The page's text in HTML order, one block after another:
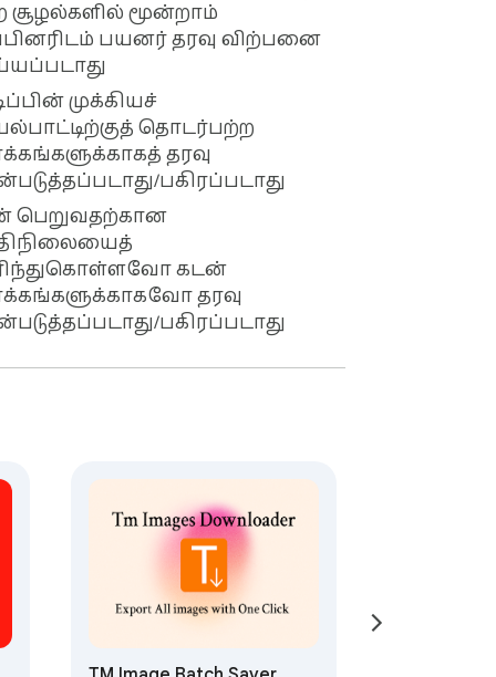
சூழல்களில் மூன்றாம்
பயனர் தரவு விற்பனை
முக்கியச்
தொடர்பற்ற
தரவு
பகிரப்படாது
பெறுவதற்கான
கடன்
தரவு
பகிரப்படாது